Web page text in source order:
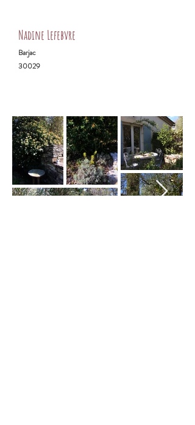
Nadine Lefebvre
Barjac
30029